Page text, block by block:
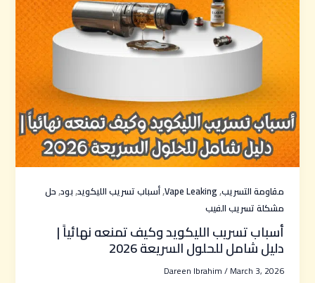
مقاومة التسريب,
Vape Leaking
,أسباب تسريب الليكويد,بود,حل
مشكلة تسريب الفيب
أسباب تسريب الليكويد وكيف تمنعه نهائياً |
دليل شامل للحلول السريعة 2026
Dareen Ibrahim/March 3, 2026